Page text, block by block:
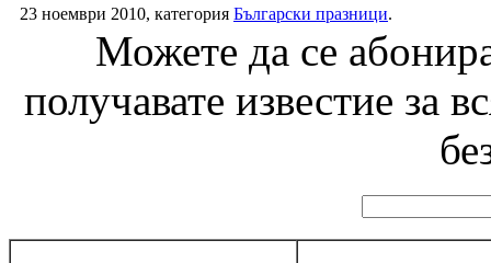
23 ноември 2010, категория Български празници.
Можете да се
получавате известие за